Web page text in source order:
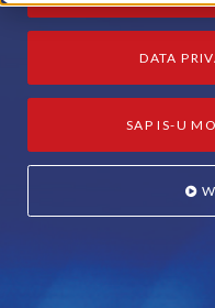
DATA
SAP IS-U